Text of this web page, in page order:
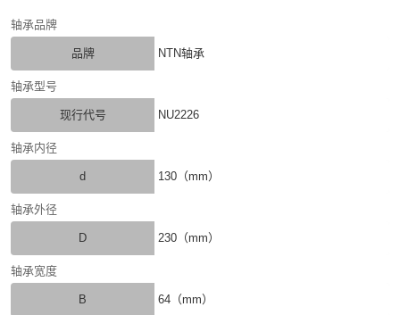
轴承品牌
品牌 NTN轴承
轴承型号
现行代号 NU2226
轴承内径
d 130（mm）
轴承外径
D 230（mm）
轴承宽度
B 64（mm）